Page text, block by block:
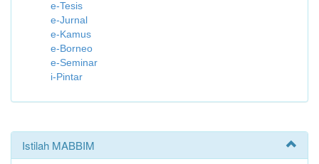
e-Tesis
e-Jurnal
e-Kamus
e-Borneo
e-Seminar
i-Pintar
Istilah MABBIM